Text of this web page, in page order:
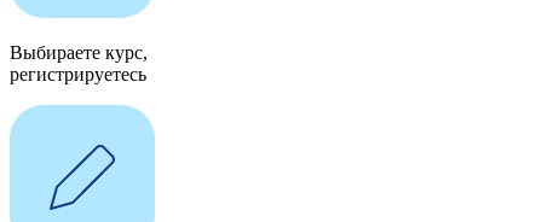
Выбираете курс,
регистрируетесь